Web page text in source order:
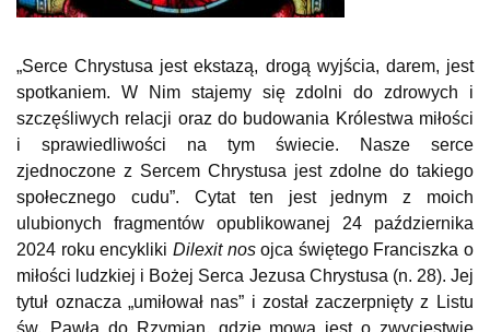
„Serce Chrystusa jest ekstazą, drogą wyjścia, darem, jest
spotkaniem. W Nim stajemy się zdolni do zdrowych i
szczęśliwych relacji oraz do budowania Królestwa miłości
i sprawiedliwości na tym świecie. Nasze serce
zjednoczone z Sercem Chrystusa jest zdolne do takiego
społecznego cudu”. Cytat ten jest jednym z moich
ulubionych fragmentów opublikowanej 24 października
2024 roku encykliki Dilexit nosojca świętego Franciszka o
miłości ludzkiej i Bożej Serca Jezusa Chrystusa (n. 28). Jej
tytuł oznacza „umiłował nas” i został zaczerpnięty z Listu